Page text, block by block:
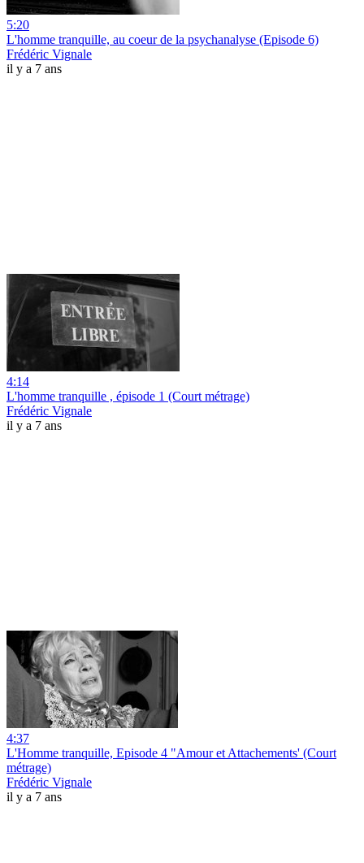
5:20
L'homme tranquille, au coeur de la psychanalyse (Episode 6)
Frédéric Vignale
il y a 7 ans
4:14
L'homme tranquille , épisode 1 (Court métrage)
Frédéric Vignale
il y a 7 ans
4:37
L'Homme tranquille, Episode 4 "Amour et Attachements' (Court
métrage)
Frédéric Vignale
il y a 7 ans